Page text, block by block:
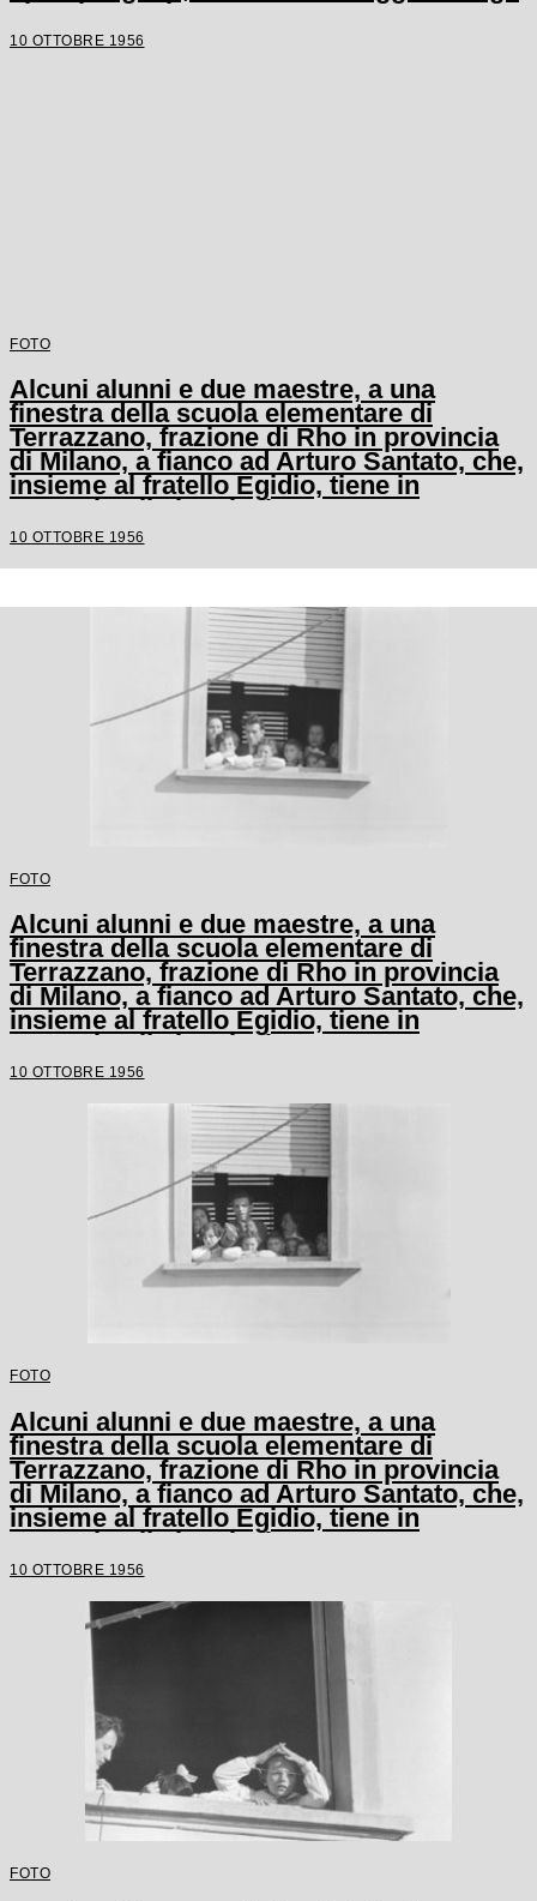
alunni e un'altra maestra
10 OTTOBRE 1956
FOTO
Alcuni alunni e due maestre, a una
finestra della scuola elementare di
Terrazzano, frazione di Rho in provincia
di Milano, a fianco ad Arturo Santato, che,
insieme al fratello Egidio, tiene in
ostaggio gli alunni e le maestre
10 OTTOBRE 1956
FOTO
Alcuni alunni e due maestre, a una
finestra della scuola elementare di
Terrazzano, frazione di Rho in provincia
di Milano, a fianco ad Arturo Santato, che,
insieme al fratello Egidio, tiene in
ostaggio gli alunni e le maestre
10 OTTOBRE 1956
FOTO
Alcuni alunni e due maestre, a una
finestra della scuola elementare di
Terrazzano, frazione di Rho in provincia
di Milano, a fianco ad Arturo Santato, che,
insieme al fratello Egidio, tiene in
ostaggio gli alunni e le maestre
10 OTTOBRE 1956
FOTO